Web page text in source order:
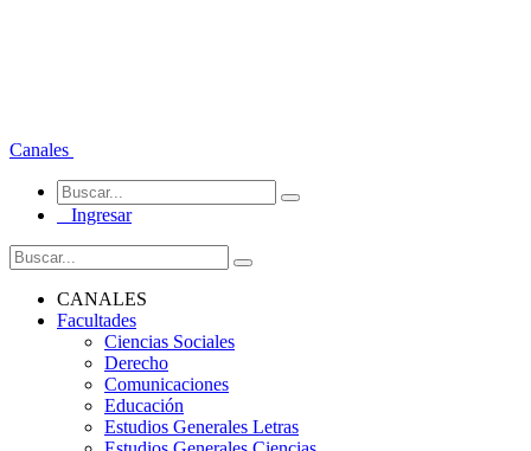
Canales
Ingresar
CANALES
Facultades
Ciencias Sociales
Derecho
Comunicaciones
Educación
Estudios Generales Letras